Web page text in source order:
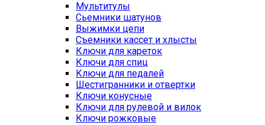
Мультитулы
Сьемники шатунов
Выжимки цепи
Съемники кассет и хлысты
Ключи для кареток
Ключи для спиц
Ключи для педалей
Шестигранники и отвертки
Ключи конусные
Ключи для рулевой и вилок
Ключи рожковые